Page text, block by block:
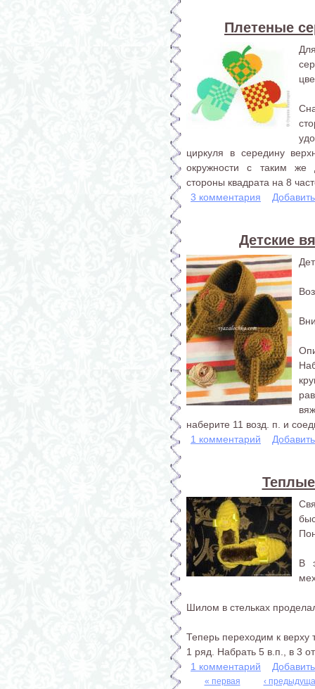
Плетеные
циркуля в середину
окружности с таким
стороны квадрата на 8
3 комментария
Детские
наберите 11 возд. п. и
1 комментарий
В
Шилом в стельках
Теперь переходим к верху
1 ряд. Набрать 5 в.п., в 3
1 комментарий
« первая
‹